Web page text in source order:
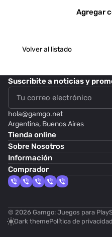
Agregar
Volver al listado
Suscribitea noticias y
hola@gamgo.net
Argentina, Buenos Aires
Tienda online
Sobre Nosotros
Información
Comprador
© 2026 Gamgo: Juegos para
Dark themePolítica de privacidad